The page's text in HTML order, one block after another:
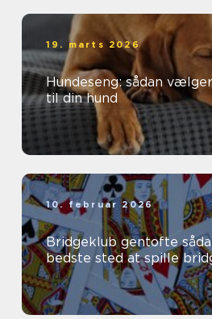
19. marts 2026
Hundeseng: sådan
til din hund
10. februar 2026
Bridgeklub gentofte sådan finder du det
bedste sted at spille